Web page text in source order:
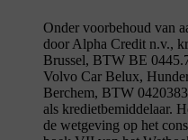
Onder voorbehoud van
door Alpha Credit n.v.,
Brussel, BTW BE
Volvo Car Belux,
Berchem, BTW
als kredietbemiddelaar.
de wetgeving op het